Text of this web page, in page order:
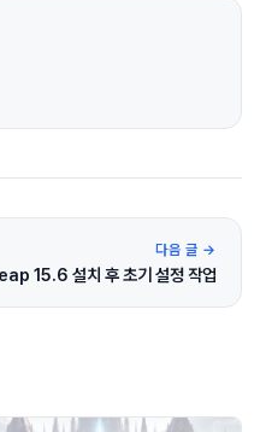
다음 글 →
15.6 설치 후 초기 설정 작업